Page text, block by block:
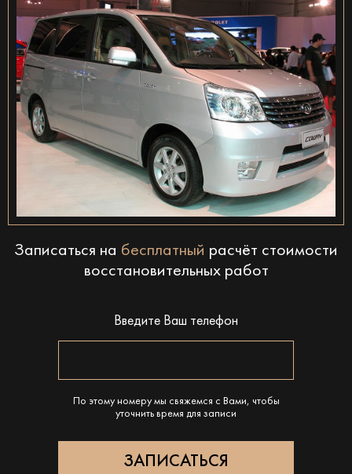
Записаться на бесплатный расчёт стоимости
восстановительных работ
Введите Ваш телефон
По этому номеру мы свяжемся с Вами, чтобы
уточнить время для записи